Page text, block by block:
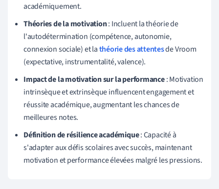
académiquement.
Théories de la motivation: Incluent la théorie de
l'autodétermination (compétence, autonomie,
connexion sociale) et lathéorie des attentesde Vroom
(expectative, instrumentalité, valence).
Impact de la motivation sur la performance: Motivation
intrinsèque et extrinsèque influencent engagement et
réussite académique, augmentant les chances de
meilleures notes.
Définition de résilience académique: Capacité à
s'adapter aux défis scolaires avec succès, maintenant
motivation et performance élevées malgré les pressions.